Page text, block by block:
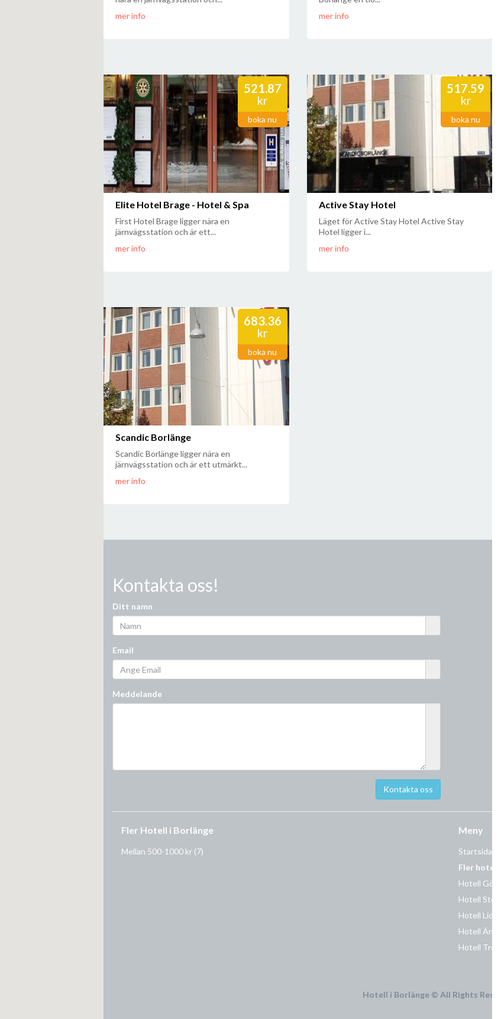
mer info
mer info
521.87
kr
boka nu
Elite Hotel Brage - Hotel & Spa
First Hotel Brage ligger nära en
järnvägsstation och är ett...
mer info
517.59
kr
boka nu
Active Stay Hotel
Läget för Active Stay Hotel Active Stay
Hotel ligger i...
mer info
683.36
kr
boka nu
Scandic Borlänge
Scandic Borlänge ligger nära en
järnvägsstation och är ett utmärkt...
mer info
Kontakta oss!
Ditt namn
Email
Meddelande
Fler Hotell i Borlänge
Mellan 500-1000 kr (7)
Meny
Startsida
Fler hotell
Hotell
Hotell
Hotell
Hotell
Hotell
Hotell i Borlänge © All Rights